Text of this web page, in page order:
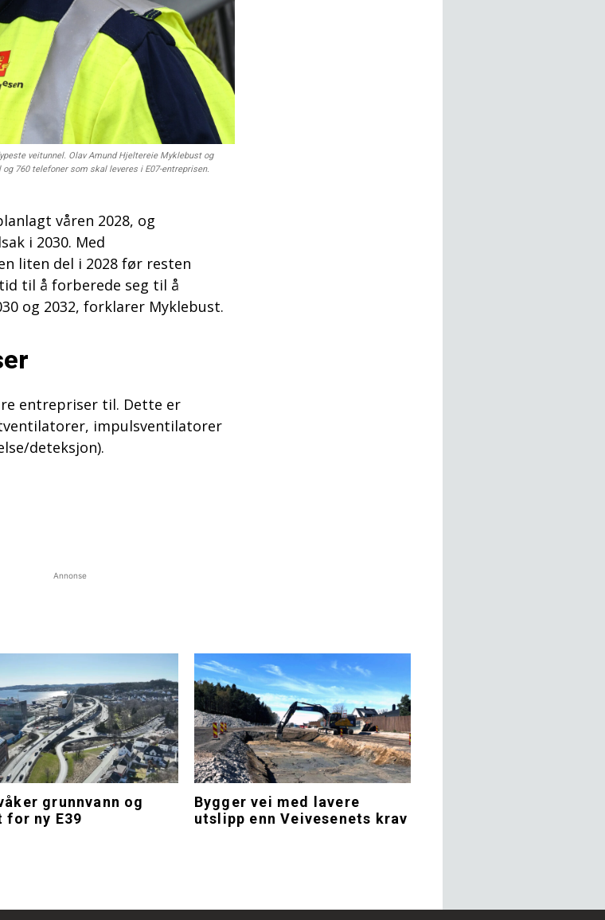
veitunnel. Olav Amund Hjeltereie Myklebust og
760 telefoner som skal leveres i E07-entreprisen.
våren 2028, og
i 2030. Med
liten del i 2028 før resten
til å forberede seg til å
og 2032, forklarer Myklebust.
entrepriser til. Dette er
impulsventilatorer
deteksjon).
Annonse
grunnvann og
for ny E39
Bygger vei med lavere
utslipp enn Veivesenets krav